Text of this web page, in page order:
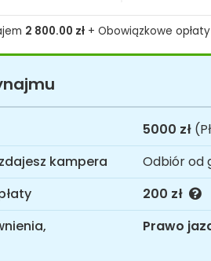
2 800.00 zł + Obowiązkowe opłaty
5000 zł
kampera
Odbiór od
200 zł
Prawo